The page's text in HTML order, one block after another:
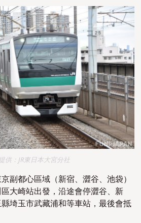
供：JR東日本大宮分社
副都心區域（新宿、澀谷、池袋）
大崎站出發，沿途會停澀谷、新
埼玉市武藏浦和等車站，最後會抵